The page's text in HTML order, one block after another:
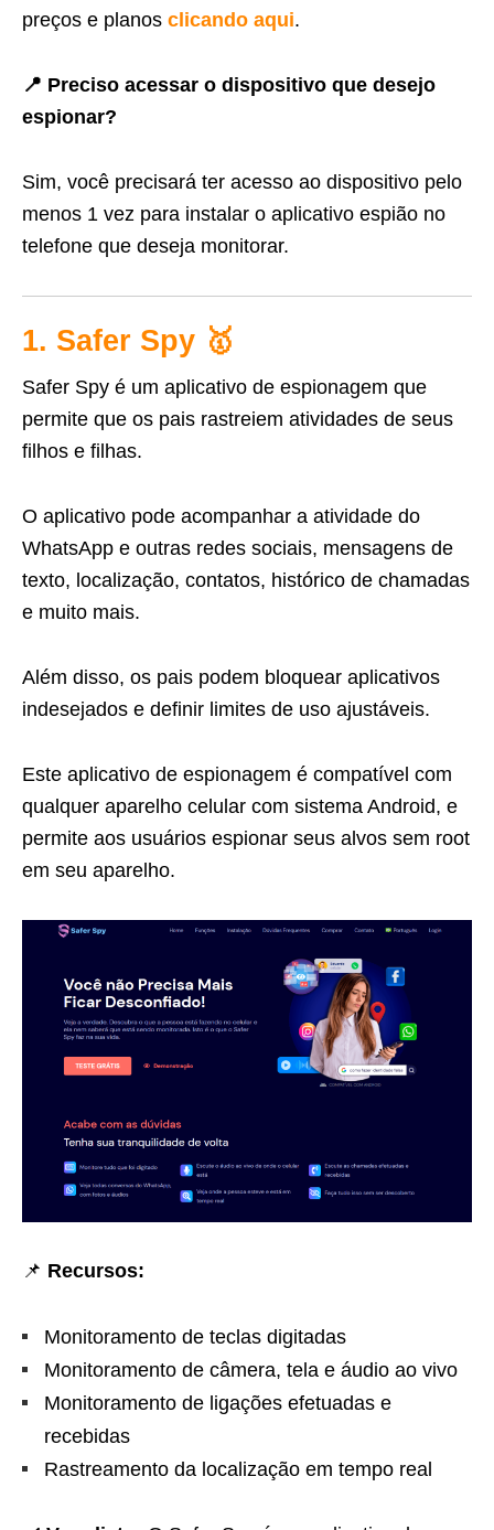
preços e planos clicando aqui.
📍 Preciso acessar o dispositivo que desejo
espionar?
Sim, você precisará ter acesso ao dispositivo pelo
menos 1 vez para instalar o aplicativo espião no
telefone que deseja monitorar.
1. Safer Spy 🥇
Safer Spy é um aplicativo de espionagem que
permite que os pais rastreiem atividades de seus
filhos e filhas.
O aplicativo pode acompanhar a atividade do
WhatsApp e outras redes sociais, mensagens de
texto, localização, contatos, histórico de chamadas
e muito mais.
Além disso, os pais podem bloquear aplicativos
indesejados e definir limites de uso ajustáveis.
Este aplicativo de espionagem é compatível com
qualquer aparelho celular com sistema Android, e
permite aos usuários espionar seus alvos sem root
em seu aparelho.
📌 Recursos:
Monitoramento de teclas digitadas
Monitoramento de câmera, tela e áudio ao vivo
Monitoramento de ligações efetuadas e
recebidas
Rastreamento da localização em tempo real